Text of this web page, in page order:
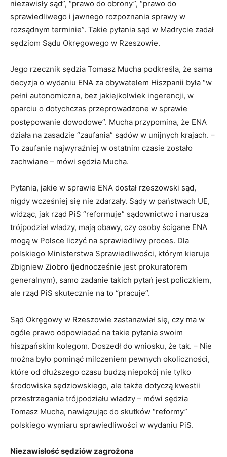
niezawisły sąd”, “prawo do obrony”, “prawo do
sprawiedliwego i jawnego rozpoznania sprawy w
rozsądnym terminie”. Takie pytania sąd w Madrycie zadał
sędziom Sądu Okręgowego w Rzeszowie.
Jego rzecznik sędzia Tomasz Mucha podkreśla, że sama
decyzja o wydaniu ENA za obywatelem Hiszpanii była “w
pełni autonomiczna, bez jakiejkolwiek ingerencji, w
oparciu o dotychczas przeprowadzone w sprawie
postępowanie dowodowe”. Mucha przypomina, że ENA
działa na zasadzie “zaufania” sądów w unijnych krajach. –
To zaufanie najwyraźniej w ostatnim czasie zostało
zachwiane – mówi sędzia Mucha.
Pytania, jakie w sprawie ENA dostał rzeszowski sąd,
nigdy wcześniej się nie zdarzały. Sądy w państwach UE,
widząc, jak rząd PiS “reformuje” sądownictwo i narusza
trójpodział władzy, mają obawy, czy osoby ścigane ENA
mogą w Polsce liczyć na sprawiedliwy proces. Dla
polskiego Ministerstwa Sprawiedliwości, którym kieruje
Zbigniew Ziobro (jednocześnie jest prokuratorem
generalnym), samo zadanie takich pytań jest policzkiem,
ale rząd PiS skutecznie na to “pracuje”.
Sąd Okręgowy w Rzeszowie zastanawiał się, czy ma w
ogóle prawo odpowiadać na takie pytania swoim
hiszpańskim kolegom. Doszedł do wniosku, że tak. – Nie
można było pominąć milczeniem pewnych okoliczności,
które od dłuższego czasu budzą niepokój nie tylko
środowiska sędziowskiego, ale także dotyczą kwestii
przestrzegania trójpodziału władzy – mówi sędzia
Tomasz Mucha, nawiązując do skutków “reformy”
polskiego wymiaru sprawiedliwości w wydaniu PiS.
Niezawisłość sędziów zagrożona